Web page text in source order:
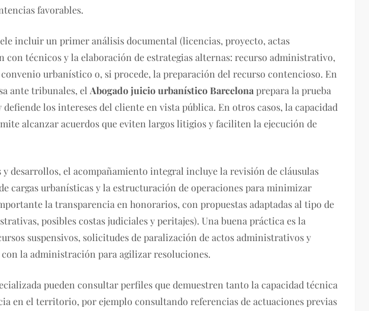
favorables.
incluir un primer análisis documental (licencias, proyecto, actas
con técnicos y la elaboración de estrategias alternas: recurso administrativo,
urbanístico o, si procede, la preparación del recurso contencioso. En
ante tribunales, el Abogado juicio urbanístico Barcelona prepara la prueba
los intereses del cliente en vista pública. En otros casos, la capacidad
alcanzar acuerdos que eviten largos litigios y faciliten la ejecución de
desarrollos, el acompañamiento integral incluye la revisión de cláusulas
cargas urbanísticas y la estructuración de operaciones para minimizar
la transparencia en honorarios, con propuestas adaptadas al tipo de
posibles costas judiciales y peritajes). Una buena práctica es la
suspensivos, solicitudes de paralización de actos administrativos y
la administración para agilizar resoluciones.
pueden consultar perfiles que demuestren tanto la capacidad técnica
en el territorio, por ejemplo consultando referencias de actuaciones previas